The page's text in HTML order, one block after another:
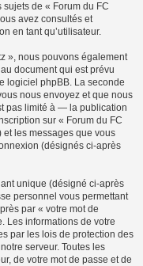
de « Forum du FC
avez consultés et
en tant qu’utilisateur.
», nous pouvons également
document qui est prévu
logiciel phpBB. La seconde
nous envoyez et que nous
pas limité à — la publication
sur « Forum du FC
et les messages que vous
(désignés ci-après
unique (désigné ci-après
personnel vous permettant
par « votre mot de
Les informations de votre
par les lois de protection des
serveur. Toutes les
de votre mot de passe et de